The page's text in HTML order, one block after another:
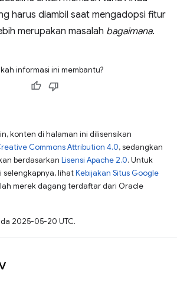
harus diambil saat mengadopsi fitur
merupakan masalah bagaimana.
informasi ini membantu?
konten di halaman ini dilisensikan
Commons Attribution 4.0, sedangkan
berdasarkan Lisensi Apache 2.0. Untuk
selengkapnya, lihatKebijakan Situs Google
merek dagang terdaftar dari Oracle
2025-05-20 UTC.